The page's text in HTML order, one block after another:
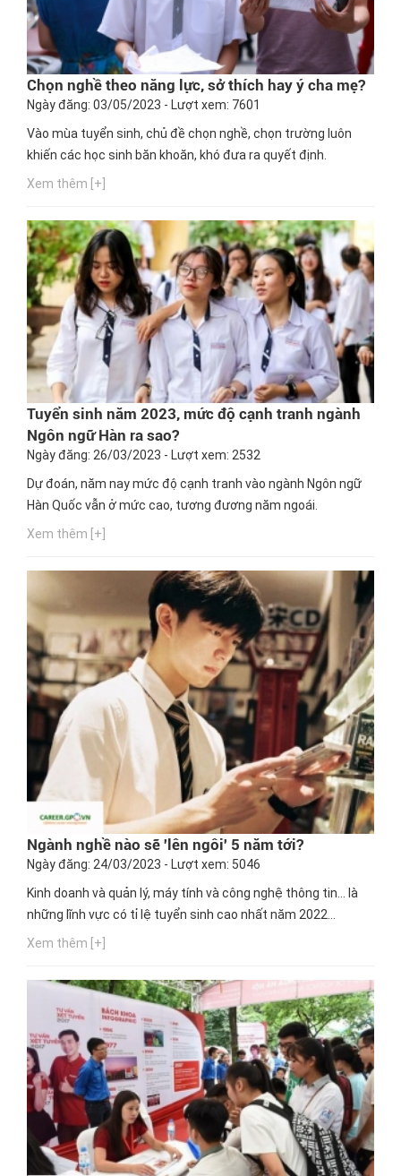
Chọn nghề theo năng lực, sở thích hay ý cha mẹ?
Ngày đăng: 03/05/2023 - Lượt xem: 7601
Vào mùa tuyển sinh, chủ đề chọn nghề, chọn trường luôn
khiến các học sinh băn khoăn, khó đưa ra quyết định.
Xem thêm [+]
Tuyển sinh năm 2023, mức độ cạnh tranh ngành
Ngôn ngữ Hàn ra sao?
Ngày đăng: 26/03/2023 - Lượt xem: 2532
Dự đoán, năm nay mức độ cạnh tranh vào ngành Ngôn ngữ
Hàn Quốc vẫn ở mức cao, tương đương năm ngoái.
Xem thêm [+]
Ngành nghề nào sẽ 'lên ngôi' 5 năm tới?
Ngày đăng: 24/03/2023 - Lượt xem: 5046
Kinh doanh và quản lý, máy tính và công nghệ thông tin… là
những lĩnh vực có tỉ lệ tuyển sinh cao nhất năm 2022...
Xem thêm [+]